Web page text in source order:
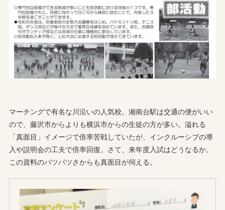
マーチングで有名な川沿いの人気校。湘南台駅は交通の便がいい
ので、藤沢市からよりも横浜市からの生徒の方が多い。溢れる
「真面目」イメージで倍率苦戦していたが、インクルーシブの導
入や説明会の工夫で倍率回復。さて、来年度入試はどうなるか。
この資料のパツパツさからも真面目が伺える。